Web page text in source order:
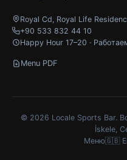
Royal Cd, Royal Life
+90 533 832 44 10
Happy Hour 17–20 ·
Menu PDF
© 2026 Locale Sports Bar.
İskele,
Меню🇬🇧